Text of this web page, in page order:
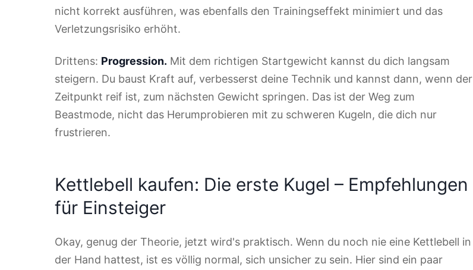
nicht korrekt ausführen, was ebenfalls den Trainingseffekt minimiert und das
Verletzungsrisiko erhöht.
Drittens: Progression. Mit dem richtigen Startgewicht kannst du dich langsam
steigern. Du baust Kraft auf, verbesserst deine Technik und kannst dann, wenn der
Zeitpunkt reif ist, zum nächsten Gewicht springen. Das ist der Weg zum
Beastmode, nicht das Herumprobieren mit zu schweren Kugeln, die dich nur
frustrieren.
Kettlebell kaufen: Die erste Kugel – Empfehlungen
für Einsteiger
Okay, genug der Theorie, jetzt wird's praktisch. Wenn du noch nie eine Kettlebell in
der Hand hattest, ist es völlig normal, sich unsicher zu sein. Hier sind ein paar